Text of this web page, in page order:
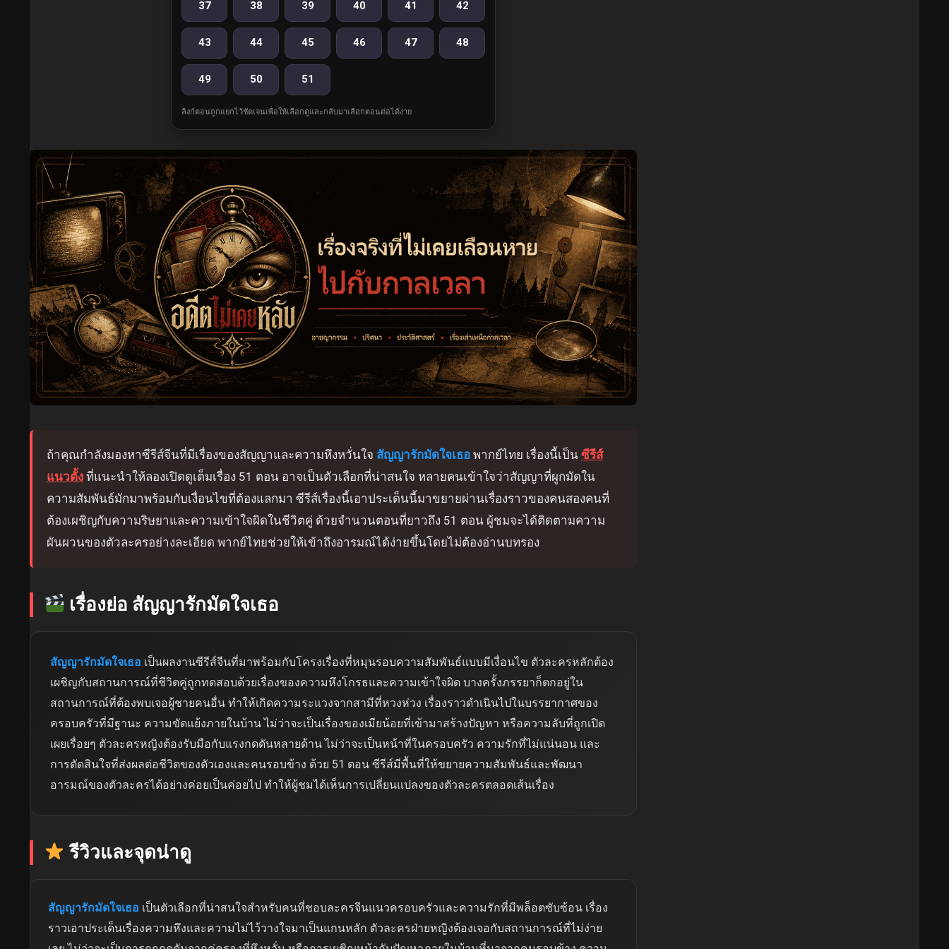
37 38 39 40 41 42
43 44 45 46 47 48
49 50 51
ลิงก์ตอนถูกแยกไว้ชัดเจนเพื่อให้เลือกดูและกลับมาเลือกตอนต่อได้ง่าย
ถ้าคุณกำลังมองหาซีรีส์จีนที่มีเรื่องของสัญญาและความหึงหวั่นใจ สัญญารักมัดใจเธอ พากย์ไทย เรื่องนี้เป็น ซีรีส์
แนวตั้ง ที่แนะนำให้ลองเปิดดูเต็มเรื่อง 51 ตอน อาจเป็นตัวเลือกที่น่าสนใจ หลายคนเข้าใจว่าสัญญาที่ผูกมัดใน
ความสัมพันธ์มักมาพร้อมกับเงื่อนไขที่ต้องแลกมา ซีรีส์เรื่องนี้เอาประเด็นนี้มาขยายผ่านเรื่องราวของคนสองคนที่
ต้องเผชิญกับความริษยาและความเข้าใจผิดในชีวิตคู่ ด้วยจำนวนตอนที่ยาวถึง 51 ตอน ผู้ชมจะได้ติดตามความ
ผันผวนของตัวละครอย่างละเอียด พากย์ไทยช่วยให้เข้าถึงอารมณ์ได้ง่ายขึ้นโดยไม่ต้องอ่านบทรอง
เรื่องย่อ สัญญารักมัดใจเธอ
สัญญารักมัดใจเธอ เป็นผลงานซีรีส์จีนที่มาพร้อมกับโครงเรื่องที่หมุนรอบความสัมพันธ์แบบมีเงื่อนไข ตัวละครหลักต้อง
เผชิญกับสถานการณ์ที่ชีวิตคู่ถูกทดสอบด้วยเรื่องของความหึงโกรธและความเข้าใจผิด บางครั้งภรรยาก็ตกอยู่ใน
สถานการณ์ที่ต้องพบเจอผู้ชายคนอื่น ทำให้เกิดความระแวงจากสามีที่หวงห่วง เรื่องราวดำเนินไปในบรรยากาศของ
ครอบครัวที่มีฐานะ ความขัดแย้งภายในบ้าน ไม่ว่าจะเป็นเรื่องของเมียน้อยที่เข้ามาสร้างปัญหา หรือความลับที่ถูกเปิด
เผยเรื่อยๆ ตัวละครหญิงต้องรับมือกับแรงกดดันหลายด้าน ไม่ว่าจะเป็นหน้าที่ในครอบครัว ความรักที่ไม่แน่นอน และ
การตัดสินใจที่ส่งผลต่อชีวิตของตัวเองและคนรอบข้าง ด้วย 51 ตอน ซีรีส์มีพื้นที่ให้ขยายความสัมพันธ์และพัฒนา
อารมณ์ของตัวละครได้อย่างค่อยเป็นค่อยไป ทำให้ผู้ชมได้เห็นการเปลี่ยนแปลงของตัวละครตลอดเส้นเรื่อง
รีวิวและจุดน่าดู
สัญญารักมัดใจเธอ เป็นตัวเลือกที่น่าสนใจสำหรับคนที่ชอบละครจีนแนวครอบครัวและความรักที่มีพล็อตซับซ้อน เรื่อง
ราวเอาประเด็นเรื่องความหึงและความไม่ไว้วางใจมาเป็นแกนหลัก ตัวละครฝ่ายหญิงต้องเจอกับสถานการณ์ที่ไม่ง่าย